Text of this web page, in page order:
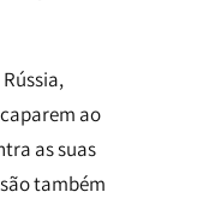
ao
as suas
também